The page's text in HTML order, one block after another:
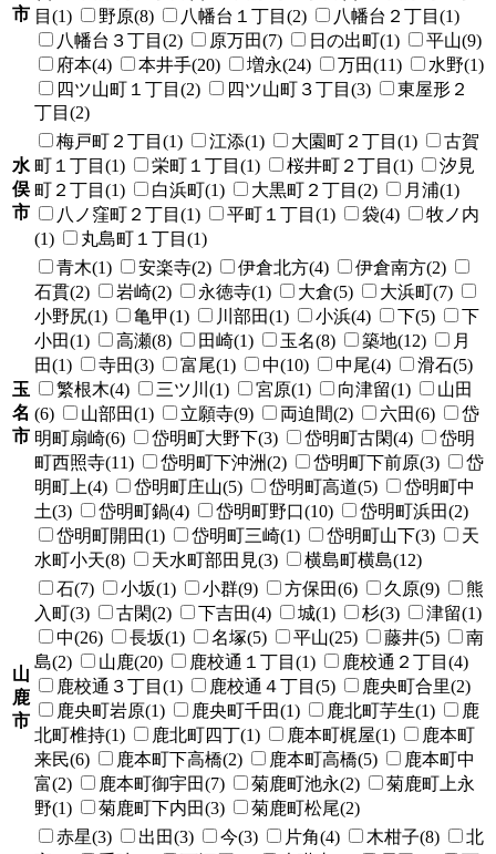
市 目(1)
野原(8) 八幡台１丁目(2)
八幡台２丁目(1)
八幡台３丁目(2)
原万田(7) 日の出町(1)
平山(9)
府本(4)
本井手(20) 増永(24) 万田(11)
水野(1)
四ツ山町１丁目(2)
四ツ山町３丁目(3)
東屋形２
丁目(2)
水
俣
市
梅戸町２丁目(1) 江添(1) 大園町２丁目(1)
古賀
町１丁目(1)
栄町１丁目(1) 桜井町２丁目(1)
汐見
町２丁目(1)
白浜町(1) 大黒町２丁目(2)
月浦(1)
八ノ窪町２丁目(1)
平町１丁目(1) 袋(4)
牧ノ内
(1)
丸島町１丁目(1)
玉
名
市
青木(1) 安楽寺(2) 伊倉北方(4)
伊倉南方(2)
石貫(2)
岩崎(2) 永徳寺(1) 大倉(5)
大浜町(7)
小野尻(1)
亀甲(1) 川部田(1) 小浜(4) 下(5)
下
小田(1)
高瀬(8) 田崎(1) 玉名(8) 築地(12)
月
田(1)
寺田(3) 富尾(1) 中(10) 中尾(4)
滑石(5)
繁根木(4)
三ツ川(1) 宮原(1) 向津留(1)
山田
(6)
山部田(1) 立願寺(9) 両迫間(2) 六田(6)
岱
明町扇崎(6)
岱明町大野下(3) 岱明町古閑(4)
岱明
町西照寺(11)
岱明町下沖洲(2) 岱明町下前原(3)
岱
明町上(4)
岱明町庄山(5) 岱明町高道(5)
岱明町中
土(3)
岱明町鍋(4) 岱明町野口(10)
岱明町浜田(2)
岱明町開田(1)
岱明町三崎(1) 岱明町山下(3)
天
水町小天(8)
天水町部田見(3) 横島町横島(12)
山
鹿
市
石(7) 小坂(1) 小群(9) 方保田(6) 久原(9)
熊
入町(3)
古閑(2) 下吉田(4) 城(1) 杉(3)
津留(1)
中(26)
長坂(1) 名塚(5) 平山(25) 藤井(5)
南
島(2)
山鹿(20) 鹿校通１丁目(1)
鹿校通２丁目(4)
鹿校通３丁目(1)
鹿校通４丁目(5)
鹿央町合里(2)
鹿央町岩原(1)
鹿央町千田(1) 鹿北町芋生(1)
鹿
北町椎持(1)
鹿北町四丁(1) 鹿本町梶屋(1)
鹿本町
来民(6)
鹿本町下高橋(2) 鹿本町高橋(5)
鹿本町中
富(2)
鹿本町御宇田(7) 菊鹿町池永(2)
菊鹿町上永
野(1)
菊鹿町下内田(3) 菊鹿町松尾(2)
赤星(3) 出田(3) 今(3) 片角(4) 木柑子(8)
北